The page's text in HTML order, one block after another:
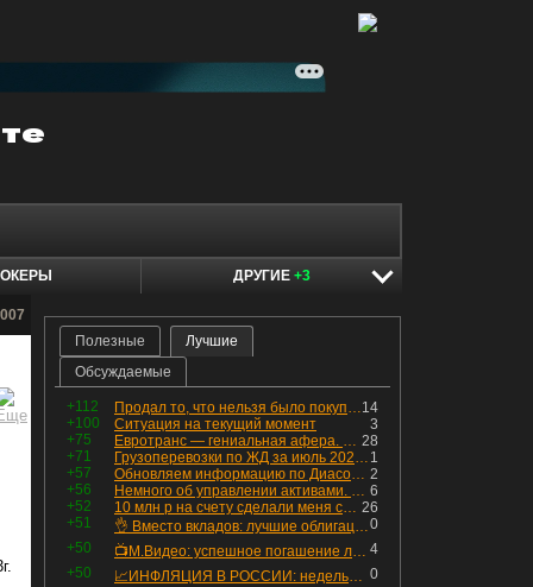
ДРУГИЕ +3
Полезные
Лучшие
Обсуждаемые
+112 14
Продал то, что нельзя было покупать. Изменения в портфеле
+100
3
Ситуация на текущий момент
+75
28
Евротранс — гениальная афера. Собрал с инвесторов денег, выплатил дивидендов больше текущей капитализации и ушёл в дефолт
+71
1
Грузоперевозки по ЖД за июль 2026 г. — четвёртый месяц подряд роста, чёрные металлы на уровне прошлого года, а каменный уголь в плюсе.
+57
2
Обновляем информацию по Диасофту: дивиденды и выкуп
+56
6
Немного об управлении активами. Для заинтересованных
+52
26
10 млн р на счету сделали меня счастливым? Ожидание vs Реальность!
+51
0
👌 Вместо вкладов: лучшие облигации — только супер надёжные
+50
4
📺М.Видео: успешное погашение любимого флоатера
+50
0
📈ИНФЛЯЦИЯ В РОССИИ: недельная дефляция, но в годовом выражении рост 😢